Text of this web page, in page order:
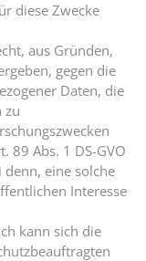
diese Zwecke
aus Gründen,
gegen die
Daten, die
zu
89 Abs. 1 DS-GVO
denn, eine solche
Interesse
kann sich die